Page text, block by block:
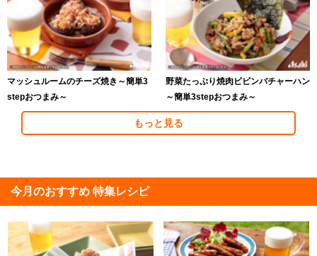
マッシュルームのチーズ焼き～簡単3
stepおつまみ～
野菜たっぷり焼肉ビビンバチャーハン
～簡単3stepおつまみ～
もっと見る
今月のおすすめ 特集レシピ